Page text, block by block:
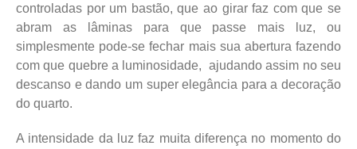
controladas por um bastão, que ao girar faz com que se
abram as lâminas para que passe mais luz, ou
simplesmente pode-se fechar mais sua abertura fazendo
com que quebre a luminosidade, ajudando assim no seu
descanso e dando um super elegância para a decoração
do quarto.
A intensidade da luz faz muita diferença no momento do